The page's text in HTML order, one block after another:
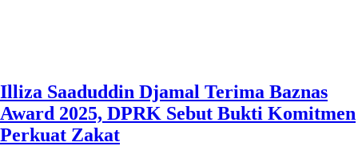
Illiza Saaduddin Djamal Terima Baznas
Award 2025, DPRK Sebut Bukti Komitmen
Perkuat Zakat